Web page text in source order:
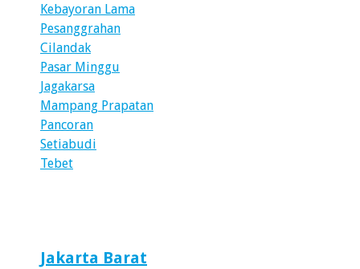
Kebayoran Lama
Pesanggrahan
Cilandak
Pasar Minggu
Jagakarsa
Mampang Prapatan
Pancoran
Setiabudi
Tebet
Jakarta Barat